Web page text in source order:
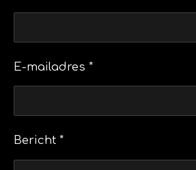
E-mailadres *
Bericht *